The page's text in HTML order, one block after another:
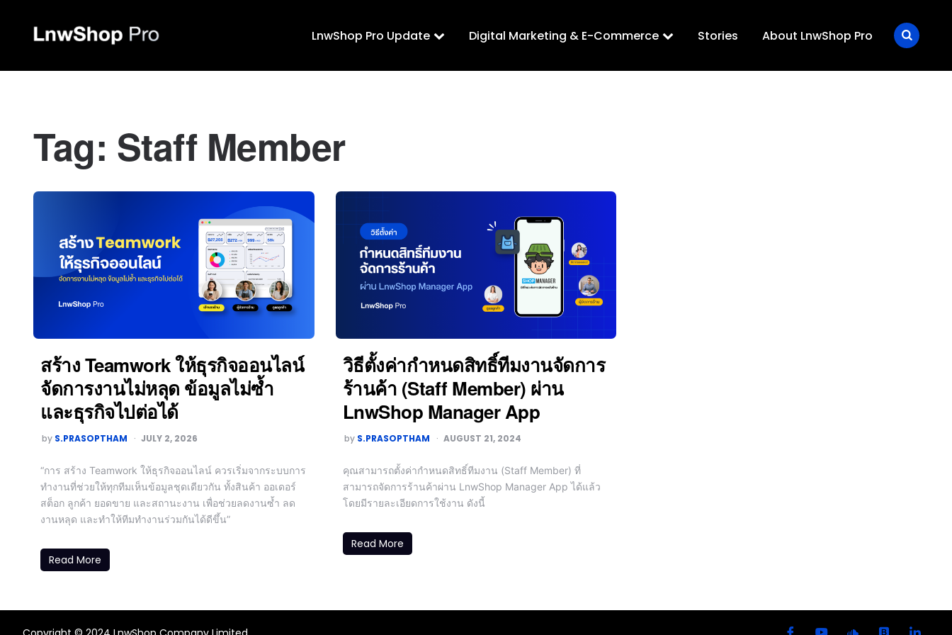
LnwShop Pro Update Digital Marketing & E-Commerce Stories About LnwShop Pro
Tag: Staff Member
สร้าง Teamwork ให้ธุรกิจออนไลน์
จัดการงานไม่หลุด ข้อมูลไม่ซ้ำ
และธุรกิจไปต่อได้
by S.PRASOPTHAM JULY 2, 2026
“การ สร้าง Teamwork ให้ธุรกิจออนไลน์ ควรเริ่มจากระบบการ
ทำงานที่ช่วยให้ทุกทีมเห็นข้อมูลชุดเดียวกัน ทั้งสินค้า ออเดอร์
สต็อก ลูกค้า ยอดขาย และสถานะงาน เพื่อช่วยลดงานซ้ำ ลด
งานหลุด และทำให้ทีมทำงานร่วมกันได้ดีขึ้น”
Read More
วิธีตั้งค่ากำหนดสิทธิ์ทีมงานจัดการ
ร้านค้า (Staff Member) ผ่าน
LnwShop Manager App
by S.PRASOPTHAM AUGUST 21, 2024
คุณสามารถตั้งค่ากำหนดสิทธิ์ทีมงาน (Staff Member) ที่
สามารถจัดการร้านค้าผ่าน LnwShop Manager App ได้แล้ว
โดยมีรายละเอียดการใช้งาน ดังนี้
Read More